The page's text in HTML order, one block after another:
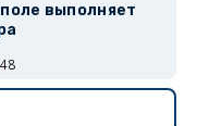
выполняет